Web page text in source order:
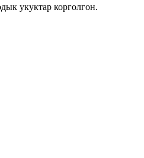
укуктар корголгон.